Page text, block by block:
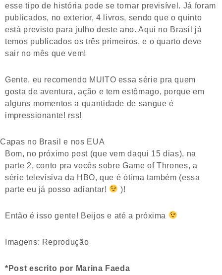
esse tipo de história pode se tornar previsível. Já foram
publicados, no exterior, 4 livros, sendo que o quinto
está previsto para julho deste ano. Aqui no Brasil já
temos publicados os três primeiros, e o quarto deve
sair no mês que vem!
Gente, eu recomendo MUITO essa série pra quem
gosta de aventura, ação e tem estômago, porque em
alguns momentos a quantidade de sangue é
impressionante! rss!
Capas no Brasil e nos EUA
Bom, no próximo post (que vem daqui 15 dias), na
parte 2, conto pra vocês sobre Game of Thrones, a
série televisiva da HBO, que é ótima também (essa
parte eu já posso adiantar!
)!
Então é isso gente! Beijos e até a próxima
Imagens: Reprodução
*Post escrito por Marina Faeda